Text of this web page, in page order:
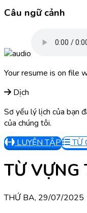
Câu ngữ cảnh
Your resume is on file
Dịch
Sơ yếu lý lịch của bạn
của chúng tôi.
LUYỆN TẬP
TỪ
TỪ VỰNG
THỨ BA, 29/07/2025